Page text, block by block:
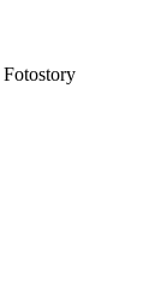
Fotostory